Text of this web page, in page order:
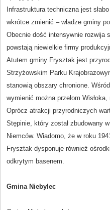
Infrastruktura techniczna jest
wkrótce zmienić – władze gminy
Obecnie dość intensywnie rozwija
powstają niewielkie firmy
Atutem gminy Frysztak jest
Strzyżowskim Parku
stanowią obszary chronione.
wymienić można przełom
Oprócz atrakcji przyrodniczych
Stępinie, który został zbudowany
Niemców. Wiadomo, że w roku
Frysztak dysponuje również
odkrytym basenem.
Gmina Niebylec